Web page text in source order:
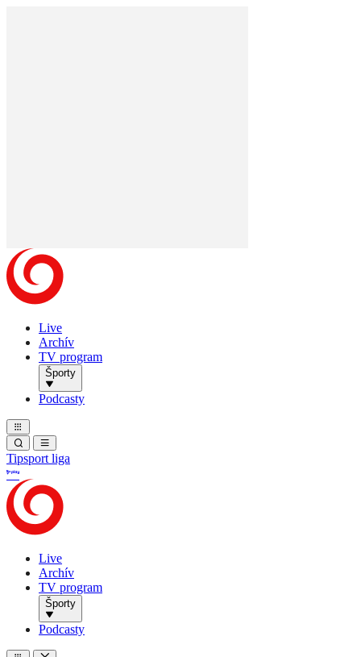
Live
Archív
TV program
Športy
Podcasty
Tipsport liga
Live
Archív
TV program
Športy
Podcasty